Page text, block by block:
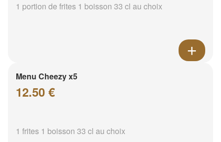
1 portion de frites 1 boisson 33 cl au choix
Menu Cheezy x5
12.50 €
1 frites 1 boisson 33 cl au choix